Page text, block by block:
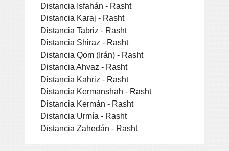
Distancia Isfahán - Rasht
Distancia Karaj - Rasht
Distancia Tabriz - Rasht
Distancia Shiraz - Rasht
Distancia Qom (Irán) - Rasht
Distancia Ahvaz - Rasht
Distancia Kahriz - Rasht
Distancia Kermanshah - Rasht
Distancia Kermán - Rasht
Distancia Urmía - Rasht
Distancia Zahedán - Rasht